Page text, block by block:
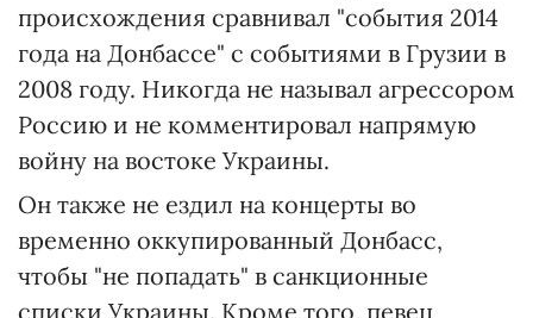
происхождения сравнивал "события 2014
года на Донбассе" с событиями в Грузии в
2008 году. Никогда не называл агрессором
Россию и не комментировал напрямую
войну на востоке Украины.
Он также не ездил на концерты во
временно оккупированный Донбасс,
чтобы "не попадать" в санкционные
списки Украины. Кроме того, певец